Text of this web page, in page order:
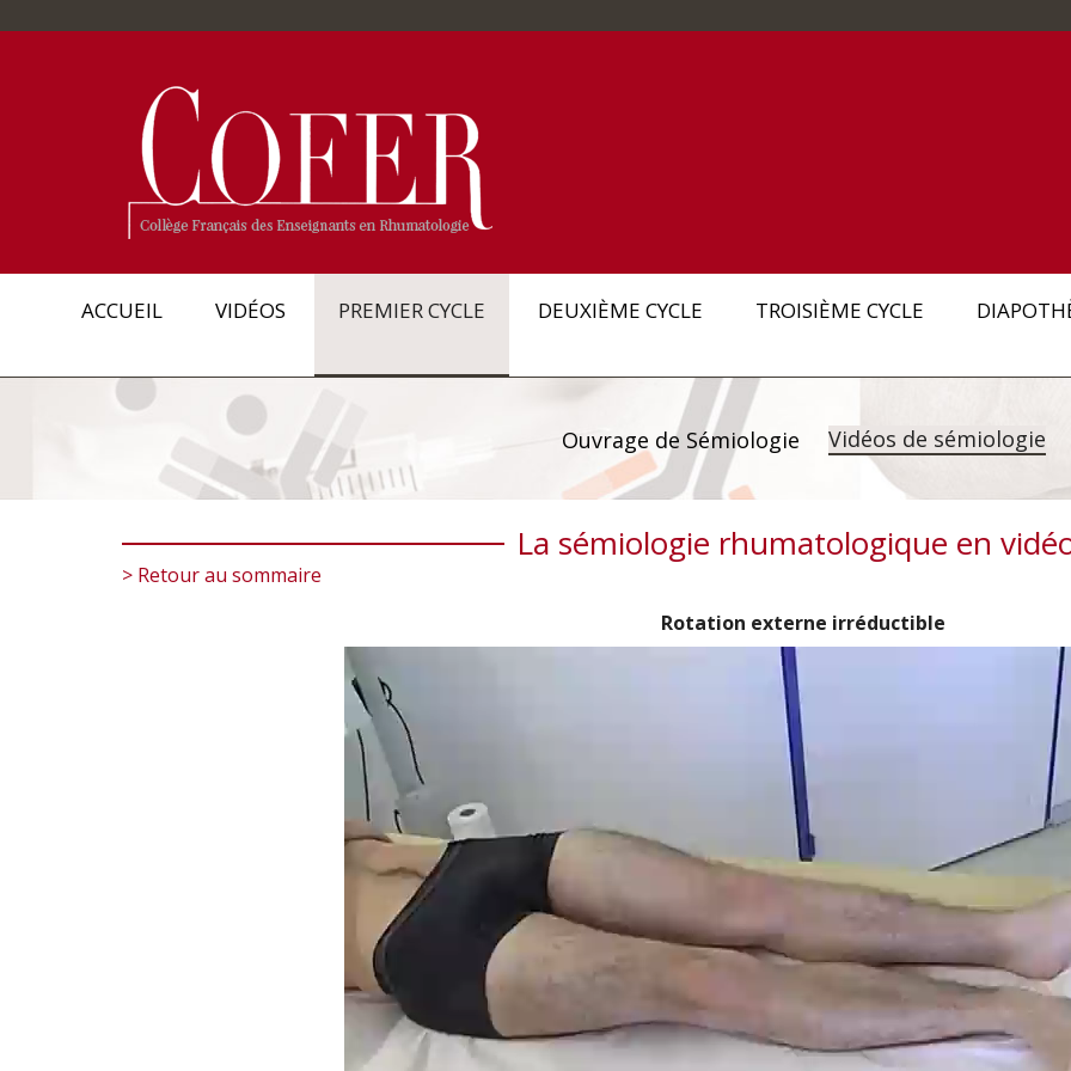
ACCUEIL VIDÉOS PREMIER CYCLE DEUXIÈME CYCLE TROISIÈME CYCLE
Ouvrage de Sémiologie Vidéos de sémiologie
La sémiologie rhumatologique en
> Retour au sommaire
Rotation externe irréductible